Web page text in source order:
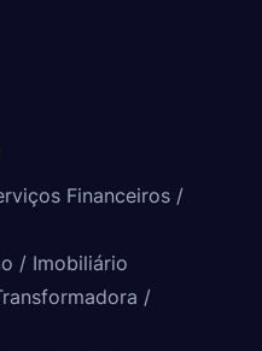
Financeiros /
/ Imobiliário
/